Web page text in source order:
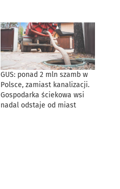
GUS: ponad 2 mln szamb w
Polsce, zamiast kanalizacji.
Gospodarka ściekowa wsi
nadal odstaje od miast